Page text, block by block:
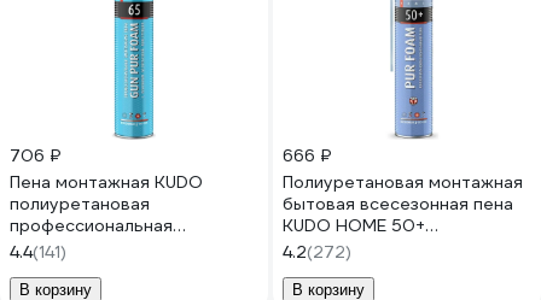
706 ₽
Пена монтажная KUDO
полиуретановая
профессиональная
всесезонная HOME 65 1000
мл KUPHP10U65
4.4(141)
В корзину
666 ₽
Полиуретановая монтажная
бытовая всесезонная пена
KUDO HOME 50+
KUPH10U50+
4.2(272)
В корзину